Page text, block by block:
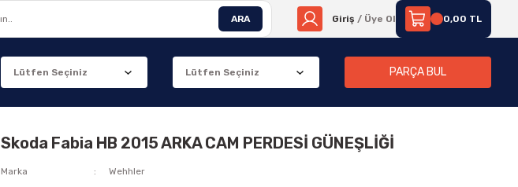
ARA Giriş / Üye Ol 0,00 TL
PARÇA BUL
Skoda Fabia HB 2015 ARKA CAM PERDESİ GÜNEŞLİĞİ
Marka
Wehhler